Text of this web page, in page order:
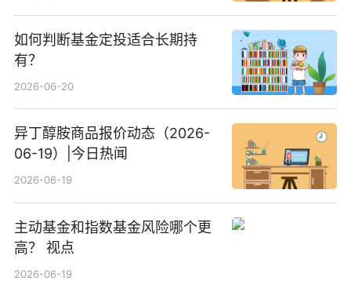
如何判断基金定投适合长期持
有？
2026-06-20
异丁醇胺商品报价动态（2026-
06-19）|今日热闻
2026-06-19
主动基金和指数基金风险哪个更
高？ 视点
2026-06-19